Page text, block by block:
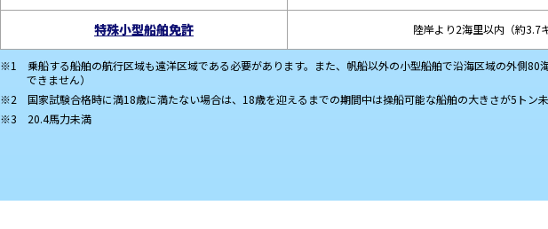
特殊小型船舶免許 陸岸より2海里以内（約3.7
乗船する船舶の航行区域も遠洋区域である必要があります。また、帆船以外の小型船舶で沿海区域の外側
できません）
国家試験合格時に満18歳に満たない場合は、18歳を迎えるまでの期間中は操船可能な船舶の大きさが5トン
20.4馬力未満